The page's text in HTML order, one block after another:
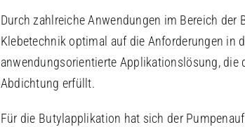
Durch zahlreiche Anwendungen im Bereich
Klebetechnik optimal auf die Anforderungen in
anwendungsorientierte Applikationslösung,
Abdichtung erfüllt.
Für die Butylapplikation hat sich der